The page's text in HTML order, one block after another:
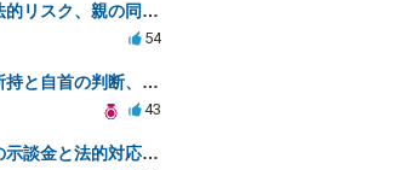
未成年間の交際と法的リスク、親の同意は必要？
54
児童ポルノの単純所持と自首の判断、法的リスクとは
43
児童ポルノ問題での示談金と法的対応についての相談